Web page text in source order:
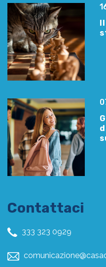
Contattaci
333 323 0929